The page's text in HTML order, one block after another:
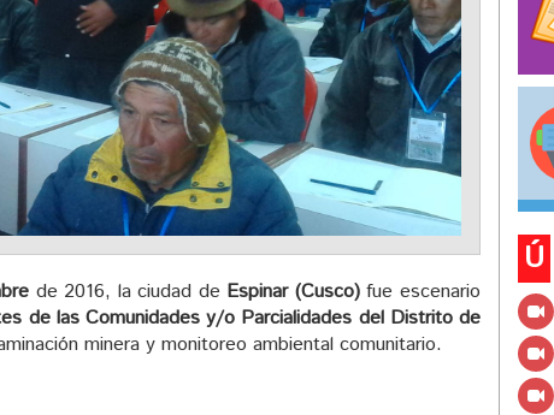
de 2016, la ciudad de Espinar (Cusco)fue escenario
de las Comunidades y/o Parcialidades del Distrito de
minera y monitoreo ambiental comunitario.
Ú